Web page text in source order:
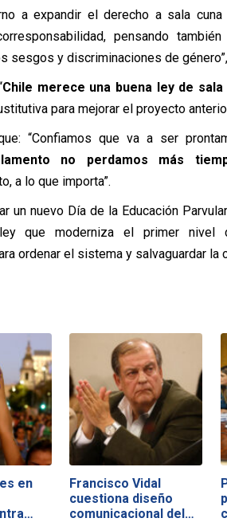
a expandir el derecho a sala
pensando
sesgos y discriminaciones de
Chile merece una buena ley de sala
para mejorar el proyecto
“Confiamos que va a ser
no perdamos más
a lo que importa”.
un nuevo Día de la Educación
que moderniza el primer nivel
ordenar el sistema y salvaguardar la
en
Francisco Vidal
cuestiona diseño
comunicacional del…